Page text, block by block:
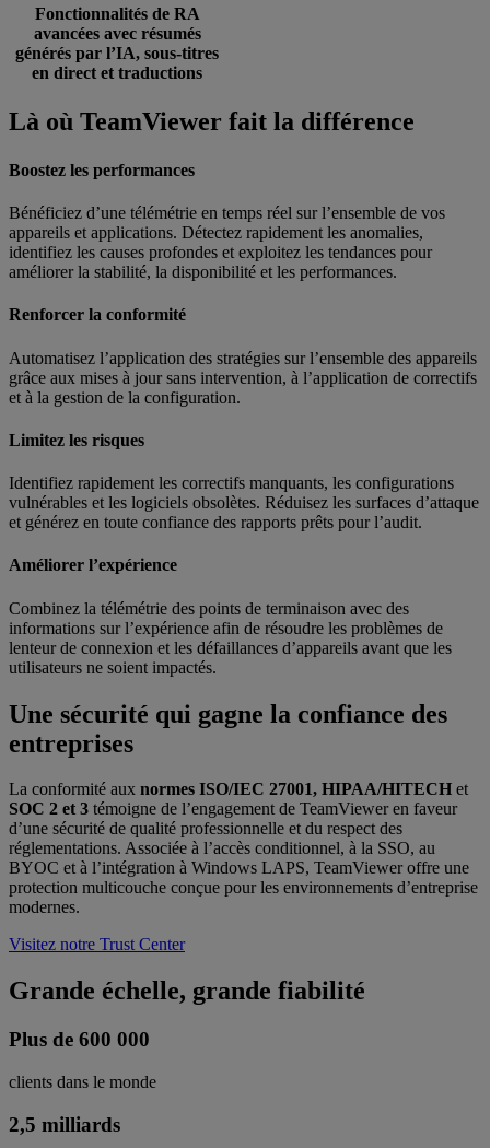
Fonctionnalités de RA
avancées avec résumés
générés par l’IA, sous-titres
en direct et traductions
Là où TeamViewer fait la différence
Boostez les performances
Bénéficiez d’une télémétrie en temps réel sur l’ensemble de vos
appareils et applications. Détectez rapidement les anomalies,
identifiez les causes profondes et exploitez les tendances pour
améliorer la stabilité, la disponibilité et les performances.
Renforcer la conformité
Automatisez l’application des stratégies sur l’ensemble des appareils
grâce aux mises à jour sans intervention, à l’application de correctifs
et à la gestion de la configuration.
Limitez les risques
Identifiez rapidement les correctifs manquants, les configurations
vulnérables et les logiciels obsolètes. Réduisez les surfaces d’attaque
et générez en toute confiance des rapports prêts pour l’audit.
Améliorer l’expérience
Combinez la télémétrie des points de terminaison avec des
informations sur l’expérience afin de résoudre les problèmes de
lenteur de connexion et les défaillances d’appareils avant que les
utilisateurs ne soient impactés.
Une sécurité qui gagne la confiance des
entreprises
La conformité aux normes ISO/IEC 27001, HIPAA/HITECH et
SOC 2 et 3 témoigne de l’engagement de TeamViewer en faveur
d’une sécurité de qualité professionnelle et du respect des
réglementations. Associée à l’accès conditionnel, à la SSO, au
BYOC et à l’intégration à Windows LAPS, TeamViewer offre une
protection multicouche conçue pour les environnements d’entreprise
modernes.
Visitez notre Trust Center
Grande échelle, grande fiabilité
Plus de 600 000
clients dans le monde
2,5 milliards